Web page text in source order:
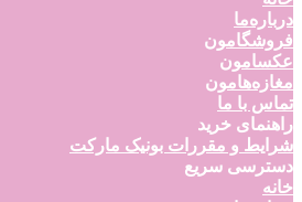
درباره‌ما
فروشگامون
عکسامون
مغازه‌هامون
تماس با ما
راهنمای خرید
شرایط و مقررات بونیک مارکت
دسترسی سریع
خانه